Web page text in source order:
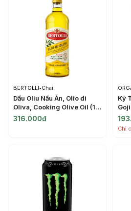
BERTOLLI•Chai
Dầu Oliu Nấu Ăn, Olio di
Oliva, Cooking Olive Oil (1L)
- BERTOLLI
316.000đ
Kỷ
Chỉ